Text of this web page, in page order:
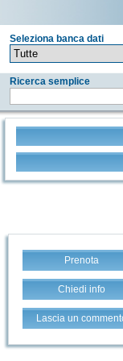
Seleziona banca dati
Ricerca semplice
Prenota
Chiedi info
Lascia un